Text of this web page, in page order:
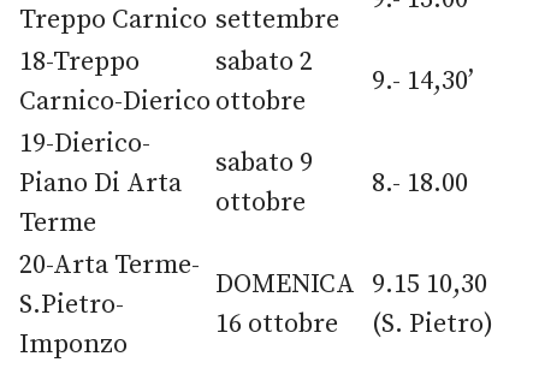
Treppo Carnico settembre
18-Treppo
Carnico-Dierico
sabato 2
ottobre
9.- 14,30’
19-Dierico-
Piano Di Arta
Terme
sabato 9
ottobre
8.- 18.00
20-Arta Terme-
S.Pietro-
Imponzo
DOMENICA
16 ottobre
9.15 10,30
(S. Pietro)